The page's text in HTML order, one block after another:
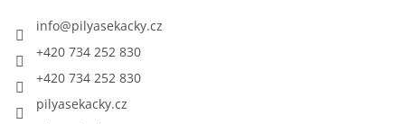
info@pilyasekacky.cz
+420 734 252 830
+420 734 252 830
pilyasekacky.cz